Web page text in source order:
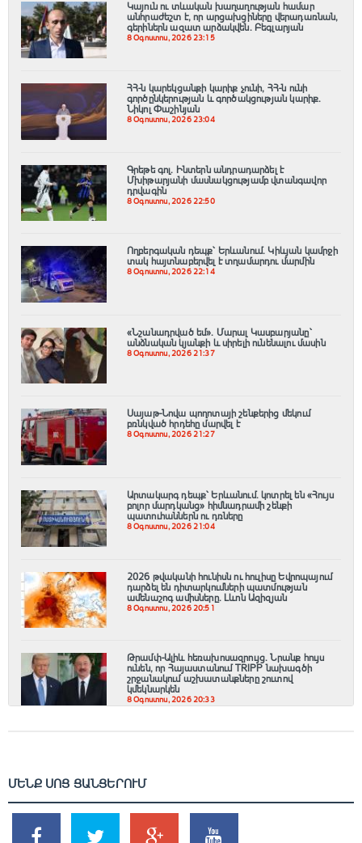
Կայուն ու տևական խաղաղության համար
անհրաժեշտ է, որ արցախցիները վերադառնան,
գերիներն ազատ արձակվեն․ Բեգլարյան
8 Օգոստոս, 2026 23:15
ՀՀ-ն կարեկցանքի կարիք չունի, ՀՀ-ն ունի
գործընկերության և գործակցության կարիք․
Նիկոլ Փաշինյան
8 Օգոստոս, 2026 23:04
Գրեթե գոլ. Ինտերն անդրադարձել է
Մխիթարյանի մասնակցությամբ վտանգավոր
դրվագին
8 Օգոստոս, 2026 22:50
Ողբերգական դեպք՝ Երևանում․ Կիևյան կամրջի
տակ հայտնաբերվել է տղամարդու մարմին
8 Օգոստոս, 2026 22:14
«Նշանադրված եմ». Մարալ Կասբարյանը՝
անձնական կյանքի և սիրելի ունենալու մասին
8 Օգոստոս, 2026 21:37
Սայաթ-Նովա պողոտայի շենքերից մեկում
բռնկված հրդեհը մարվել է
8 Օգոստոս, 2026 21:27
Արտակարգ դեպք՝ Երևանում․ կոտրել են «Հույս
բոլոր մարդկանց» հիմնադրամի շենքի
պատուհաններն ու դռները
8 Օգոստոս, 2026 21:04
2026 թվականի հունիսն ու հուլիսը Եվրոպայում
դարձել են դիտարկումների պատմության
ամենաշոգ ամիսները․ Լևոն Ազիզյան
8 Օգոստոս, 2026 20:51
Թրամփ-Ալիև հեռախոսազրույց. Նրանք հույս
ունեն, որ Հայաստանում TRIPP նախագծի
շրջանակում աշխատանքները շուտով
կմեկնարկեն
8 Օգոստոս, 2026 20:33
ՄԵՆՔ ՍՈՑ ՑԱՆՑԵՐՈՒՄ
SHARES TWEETS SHARES SHARES